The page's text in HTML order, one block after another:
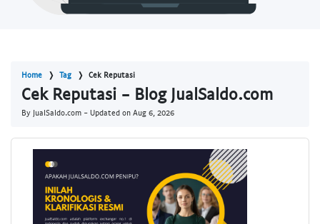
Home Tag Cek Reputasi
Cek Reputasi - Blog JualSaldo.com
By JualSaldo.com - Updated on Aug 6, 2026